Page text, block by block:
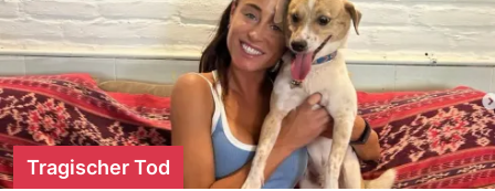
Tragischer Tod